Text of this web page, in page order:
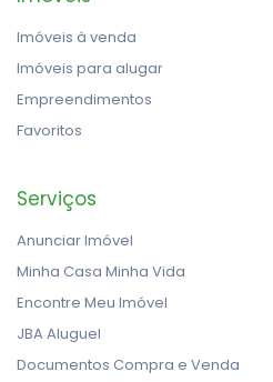
Imóveis à venda
Imóveis para alugar
Empreendimentos
Favoritos
Serviços
Anunciar Imóvel
Minha Casa Minha Vida
Encontre Meu Imóvel
JBA Aluguel
Documentos Compra e Venda